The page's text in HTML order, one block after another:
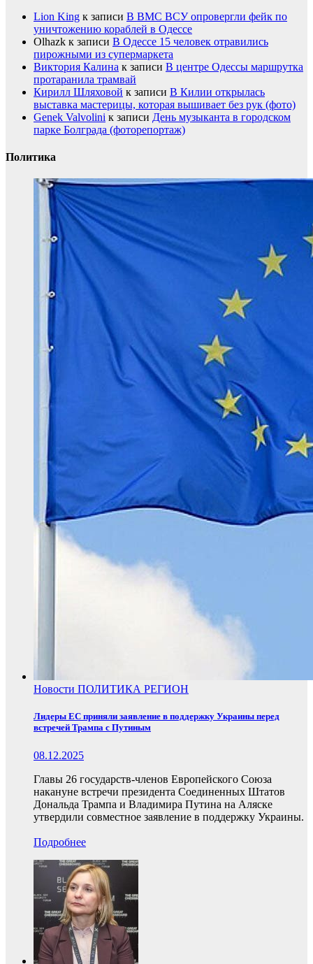
Lion King к записи В ВМС ВСУ опровергли фейк по
уничтожению кораблей в Одессе
Olhazk к записи В Одессе 15 человек отравились
пирожными из супермаркета
Виктория Калина к записи В центре Одессы маршрутка
протаранила трамвай
Кирилл Шляховой к записи В Килии открылась
выставка мастерицы, которая вышивает без рук (фото)
Genek Valvolini к записи День музыканта в городском
парке Болграда (фоторепортаж)
Политика
Новости ПОЛИТИКА РЕГИОН
Лидеры ЕС приняли заявление в поддержку Украины перед
встречей Трампа с Путиным
08.12.2025
Главы 26 государств-членов Европейского Союза
накануне встречи президента Соединенных Штатов
Дональда Трампа и Владимира Путина на Аляске
утвердили совместное заявление в поддержку Украины.
Подробнее